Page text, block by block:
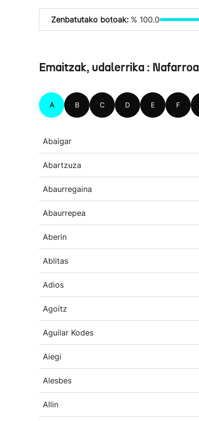
Zenbatutako botoak: % 100.0
Emaitzak, udalerrika : Nafarroa
A B C D E F
Abaigar
Abartzuza
Abaurregaina
Abaurrepea
Aberin
Ablitas
Adios
Agoitz
Aguilar Kodes
Aiegi
Alesbes
Allin